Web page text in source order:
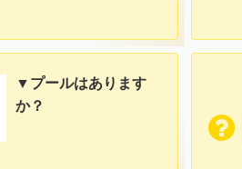
▼プールはあります
か？